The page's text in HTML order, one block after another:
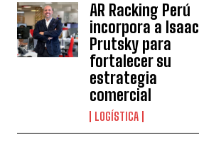
AR Racking Perú
incorpora a Isaac
Prutsky para
fortalecer su
estrategia
comercial
LOGÍSTICA